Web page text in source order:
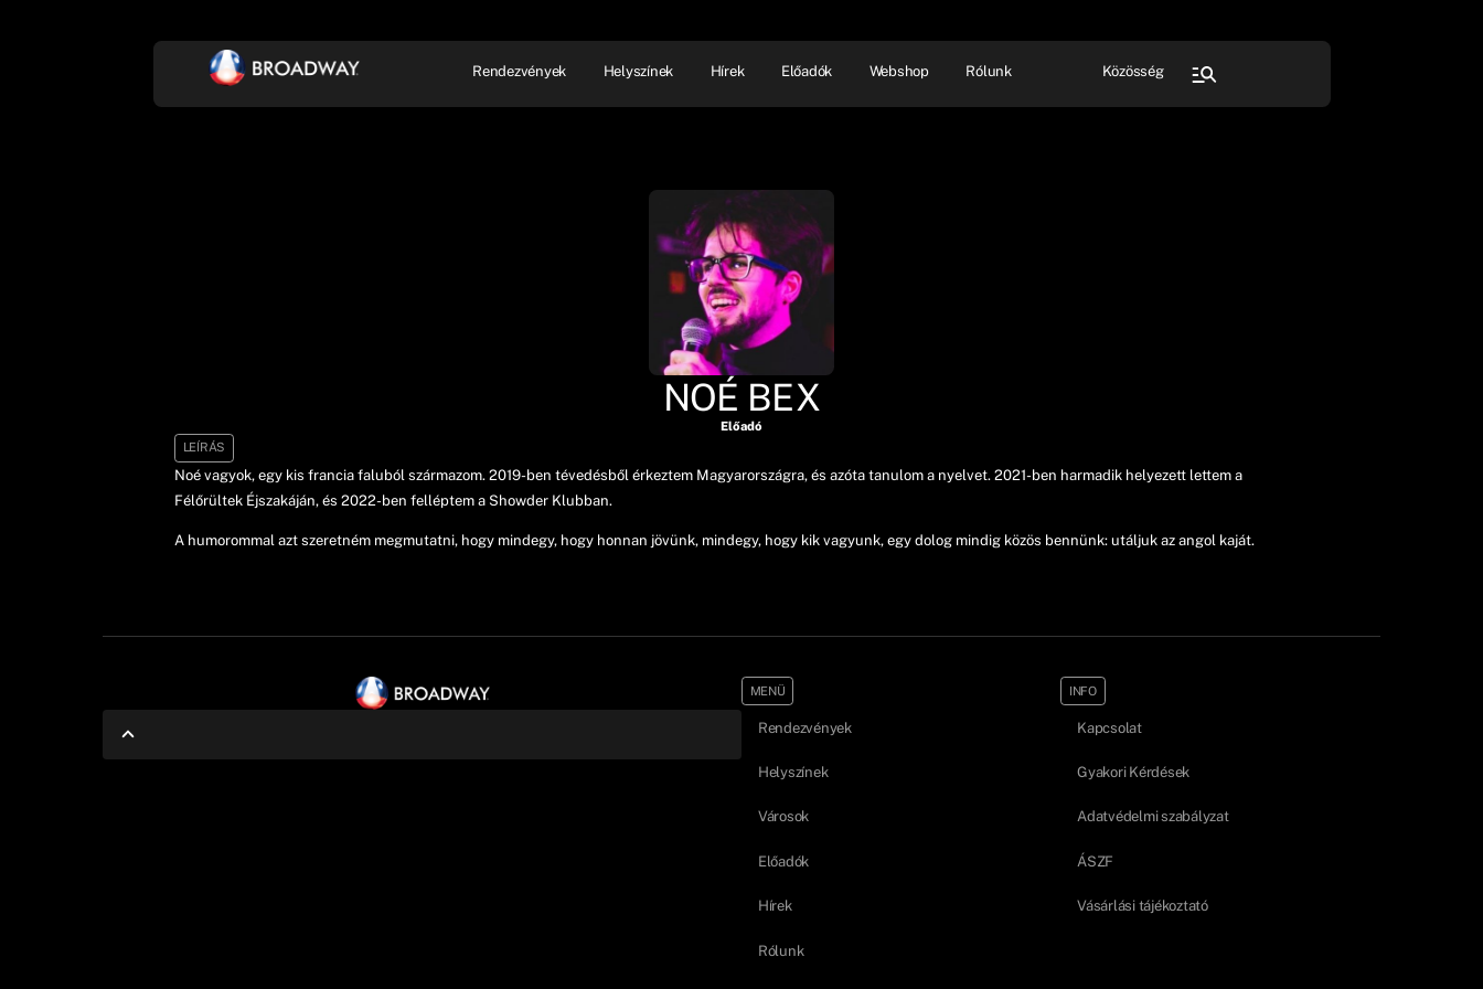
Rendezvények Helyszínek Hírek Előadók Webshop Rólunk Közösség
NOÉ BEX
Előadó
LEÍRÁS
Noé vagyok, egy kis francia faluból származom. 2019-ben tévedésből érkeztem Magyarországra, és azóta tanulom a nyelvet. 2021-ben harmadik helyezett lettem a
Félőrültek Éjszakáján, és 2022-ben felléptem a Showder Klubban.
A humorommal azt szeretném megmutatni, hogy mindegy, hogy honnan jövünk, mindegy, hogy kik vagyunk, egy dolog mindig közös bennünk: utáljuk az angol kaját.
MENÜ
Rendezvények
Helyszínek
Városok
Előadók
Hírek
Rólunk
INFO
Kapcsolat
Gyakori Kérdések
Adatvédelmi szabályzat
ÁSZF
Vásárlási tájékoztató